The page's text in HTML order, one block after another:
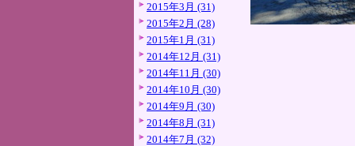
2015年3月 (31)
2015年2月 (28)
2015年1月 (31)
2014年12月 (31)
2014年11月 (30)
2014年10月 (30)
2014年9月 (30)
2014年8月 (31)
2014年7月 (32)